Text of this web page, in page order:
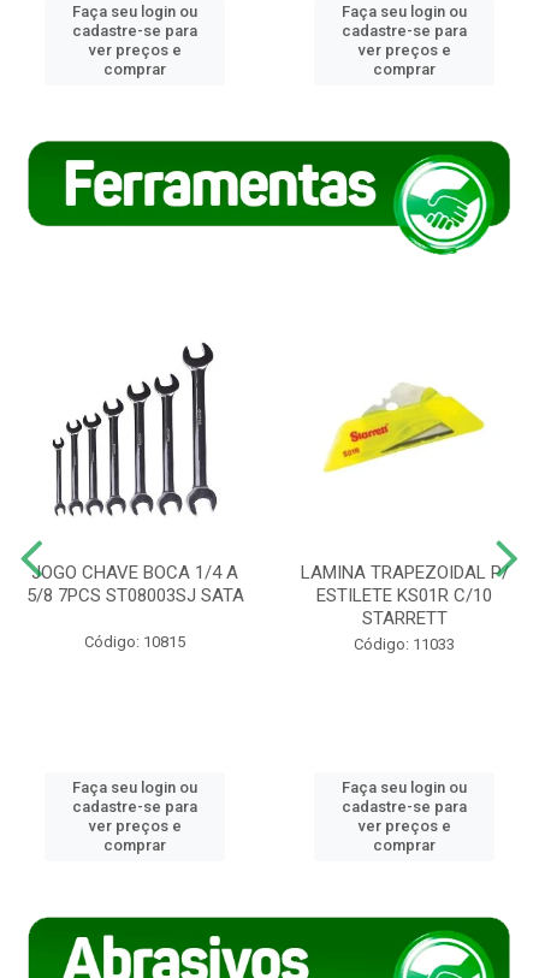
Faça seu login ou
cadastre-se para
ver preços e
comprar
Faça seu login ou
cadastre-se para
ver preços e
comprar
JOGO CHAVE BOCA 1/4 A
5/8 7PCS ST08003SJ SATA
Código: 10815
Faça seu login ou
cadastre-se para
ver preços e
comprar
LAMINA TRAPEZOIDAL P/
ESTILETE KS01R C/10
STARRETT
Código: 11033
Faça seu login ou
cadastre-se para
ver preços e
comprar